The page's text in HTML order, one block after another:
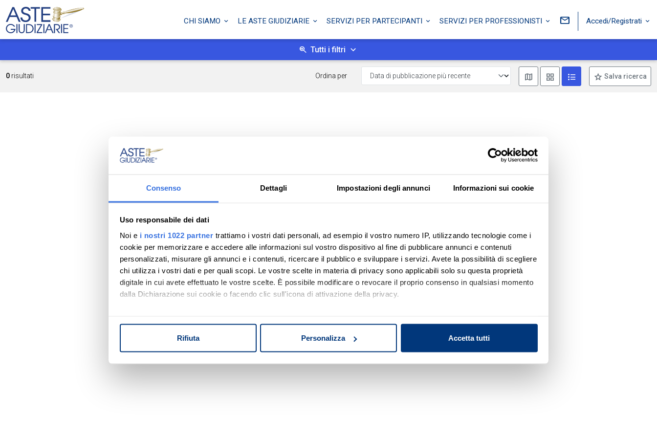
Consenso Dettagli Impostazioni degli annunci Informazioni sui cookie
Uso responsabile dei dati
Noi e i nostri 1022 partner trattiamo i vostri dati personali, ad esempio il vostro numero IP, utilizzando tecnologie come i
cookie per memorizzare e accedere alle informazioni sul vostro dispositivo al fine di pubblicare annunci e contenuti
personalizzati, misurare gli annunci e i contenuti, ricercare il pubblico e sviluppare i servizi. Avete la possibilità di scegliere
chi utilizza i vostri dati e per quali scopi. Le vostre scelte in materia di privacy sono applicabili solo su questa proprietà
digitale in cui avete effettuato le vostre scelte. È possibile modificare o revocare il proprio consenso in qualsiasi momento
dalla Dichiarazione sui cookie o facendo clic sull'icona di attivazione della privacy.
Identificare il tuo dispositivo, scansionandolo attivamente alla ricerca di caratteristiche specifiche (impronte
digitali).
Rifiuta Personalizza Accetta tutti
CHI SIAMO LE ASTE GIUDIZIARIE SERVIZI PER PARTECIPANTI SERVIZI PER PROFESSIONISTI Accedi/Registrati
Tutti i filtri
0 risultati Ordina per Mostra mappaMostra come box
Mostra come lista
Salva ricerca
Nessun risultato di ricerca
Prova a modificare o rimuovere alcuni filtri o
a cambiare l'area di ricerca.